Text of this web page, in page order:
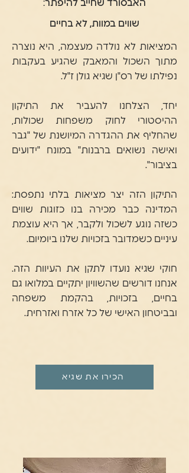
האבסורד שחייב להיפתר:
שווים במוות, לא בחיים
המציאות לא נולדה מעצמה, היא נוצרה
מתוך השכול והמאבק שהגיע בעקבות
נפילתו של רס"ן שגיא גולן ז"ל.
יחד, הצלחנו להעביר את התיקון
ההיסטורי לחוק משפחות שכולות,
שהחליף את ההגדרה המיושנת של "גבר
ואישה נשואים ברבנות" במונח "ידועים
בציבור".
התיקון הזה יצר מציאות בלתי נתפסת:
המדינה כבר מכירה בנו כזוגות שווים
כשזה נוגע לשכול ולקבר, אך היא עוצמת
עיניים כשמדובר בזכויות שלנו ביומיום.
חוקי שגיא נועדו לתקן את העיוות הזה.
אנחנו דורשים שהשוויון יתקיים במלואו גם
בחיים, בזכויות, בהקמת משפחה
ובביטחון האישי של כל אזרח ואזרחית.
הכירו את שגיא